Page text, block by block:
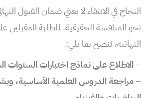
النجاح في الانتقاء لا يعني ضمان القبول
نحو المنافسة الحقيقية. للطلبة المقبلين
النهائية، يُنصح بما يلي:
–الاطلاع على نماذج اختبارات السنوات
–مراجعة الدروس العلمية الأساسية،